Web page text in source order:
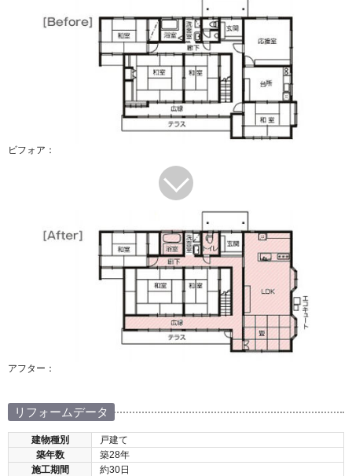
ビフォア：
アフター：
リフォームデータ
建物種別
戸建て
築年数
築28年
施工期間
約30日